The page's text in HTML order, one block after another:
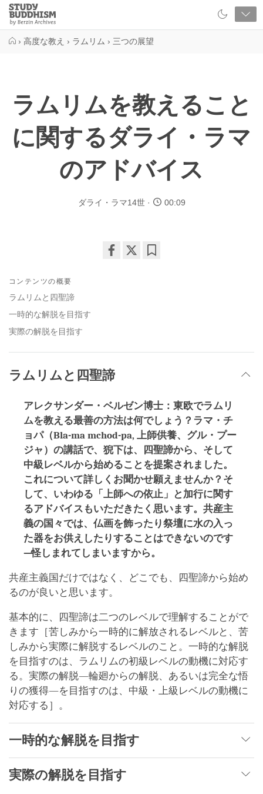
Close
Study
Buddhism
› 高度な教え › ラムリム › 三つの展望
ラムリムを教えること
に関するダライ・ラマ
のアドバイス
ダライ・ラマ14世 00:09
コンテンツの概要
ラムリムと四聖諦
一時的な解脱を目指す
実際の解脱を目指す
ラムリムと四聖諦
アレクサンダー・ベルゼン博士：東欧でラムリ
ムを教える最善の方法は何でしょう？ラマ・チ
ョパ（Bla-ma mchod-pa, 上師供養、グル・プー
ジャ）の講話で、猊下は、四聖諦から、そして
中級レベルから始めることを提案されました。
これについて詳しくお聞かせ願えませんか？そ
して、いわゆる「上師への依止」と加行に関す
るアドバイスもいただきたく思います。共産主
義の国々では、仏画を飾ったり祭壇に水の入っ
た器をお供えしたりすることはできないのです
―怪しまれてしまいますから。
共産主義国だけではなく、どこでも、四聖諦から始め
るのが良いと思います。
基本的に、四聖諦は二つのレベルで理解することがで
きます［苦しみから一時的に解放されるレベルと、苦
しみから実際に解脱するレベルのこと。一時的な解脱
を目指すのは、ラムリムの初級レベルの動機に対応す
る。実際の解脱―輪廻からの解脱、あるいは完全な悟
りの獲得―を目指すのは、中級・上級レベルの動機に
対応する］。
一時的な解脱を目指す
実際の解脱を目指す